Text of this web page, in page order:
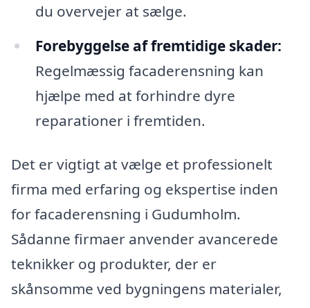
du overvejer at sælge.
Forebyggelse af fremtidige skader:
Regelmæssig facaderensning kan
hjælpe med at forhindre dyre
reparationer i fremtiden.
Det er vigtigt at vælge et professionelt
firma med erfaring og ekspertise inden
for facaderensning i Gudumholm.
Sådanne firmaer anvender avancerede
teknikker og produkter, der er
skånsomme ved bygningens materialer,